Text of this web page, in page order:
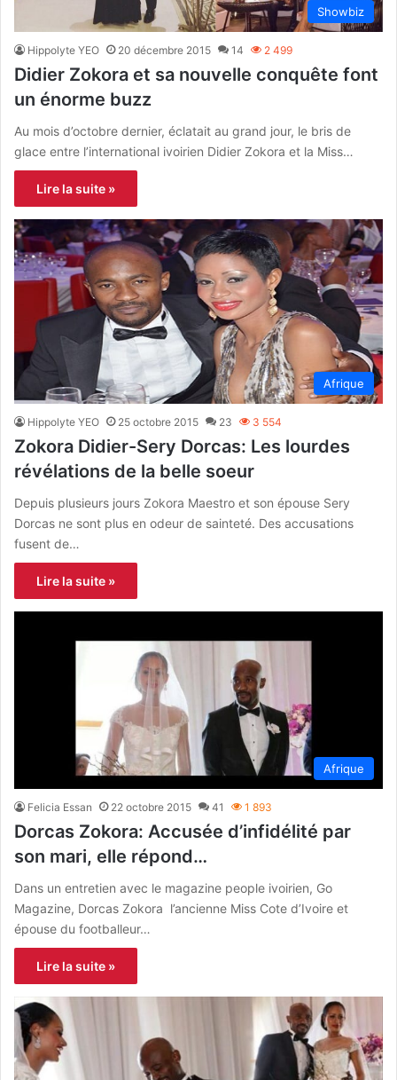
Showbiz
Hippolyte YEO 20 décembre 2015 14 2 499
Didier Zokora et sa nouvelle conquête font
un énorme buzz
Au mois d’octobre dernier, éclatait au grand jour, le bris de
glace entre l’international ivoirien Didier Zokora et la Miss…
Lire la suite »
Afrique
Hippolyte YEO 25 octobre 2015 23 3 554
Zokora Didier-Sery Dorcas: Les lourdes
révélations de la belle soeur
Depuis plusieurs jours Zokora Maestro et son épouse Sery
Dorcas ne sont plus en odeur de sainteté. Des accusations
fusent de…
Lire la suite »
Afrique
Felicia Essan 22 octobre 2015 41 1 893
Dorcas Zokora: Accusée d’infidélité par
son mari, elle répond…
Dans un entretien avec le magazine people ivoirien, Go
Magazine, Dorcas Zokora l’ancienne Miss Cote d’Ivoire et
épouse du footballeur…
Lire la suite »